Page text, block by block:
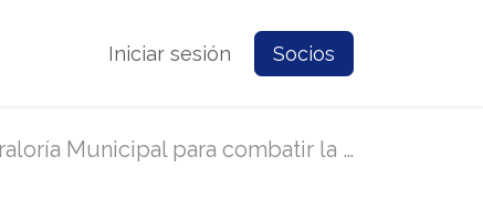
Contacto Prensa
Iniciar sesión Socios
para combatir la corrupción